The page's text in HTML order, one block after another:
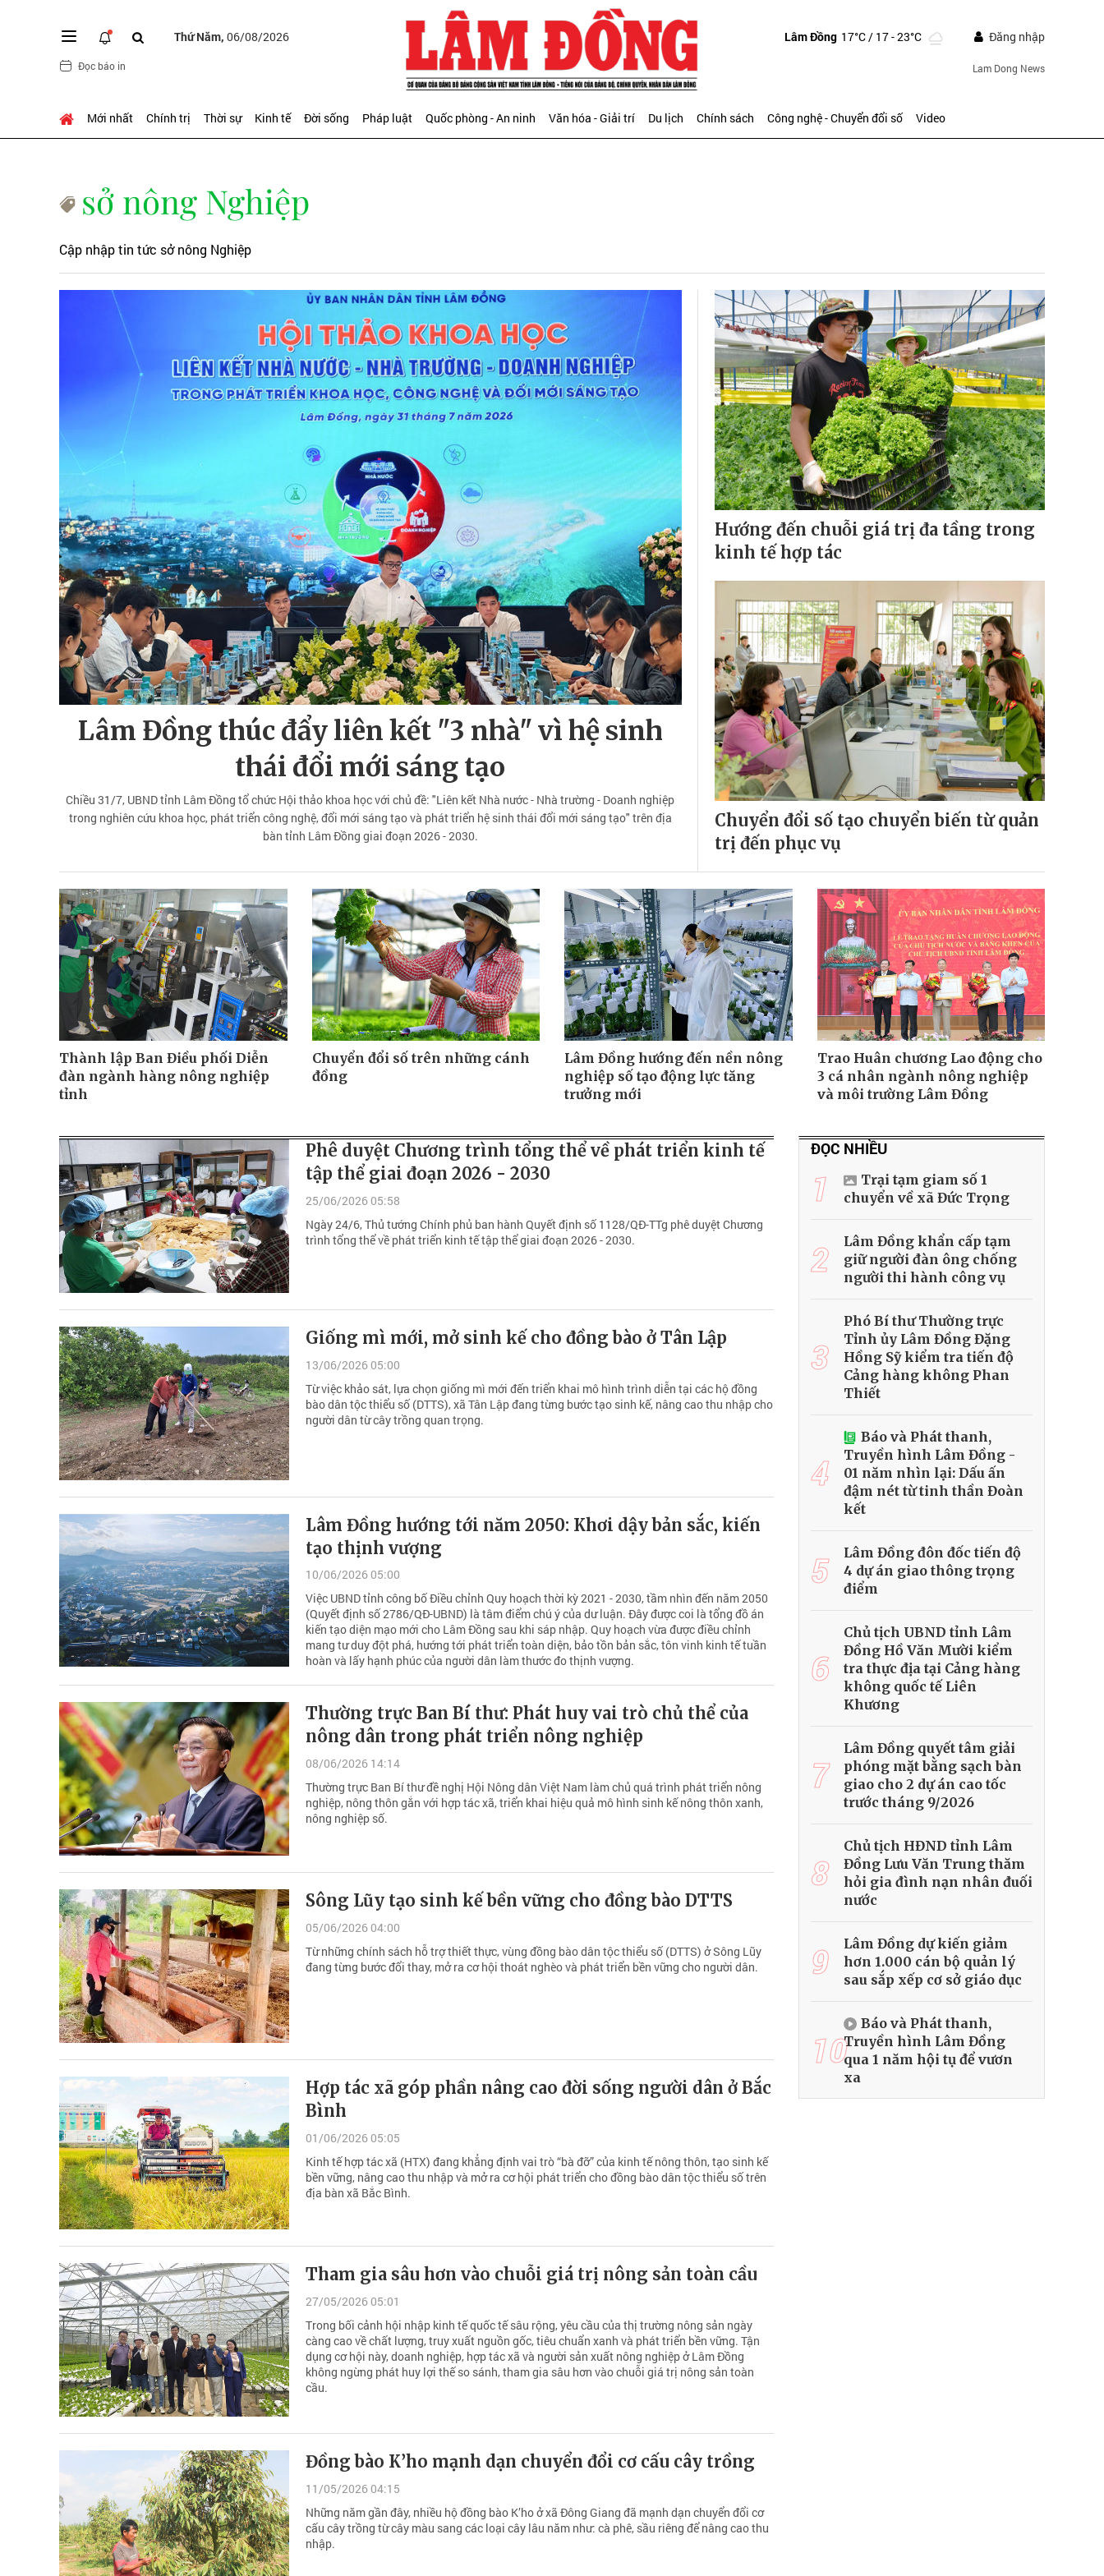
Thứ Năm, 06/08/2026
Đọc báo in
Lâm Đồng 17°C/ 17 - 23°C Đăng nhập
Lam Dong News
Mới nhất Chính trị Thời sự Kinh tế Đời sống Pháp luật Quốc phòng - An ninh Văn hóa - Giải trí Du lịch Chính sách Công nghệ - Chuyển đổi số Video
sở nông Nghiệp
Cập nhập tin tức sở nông Nghiệp
Lâm Đồng thúc đẩy liên kết "3 nhà" vì hệ sinh
thái đổi mới sáng tạo
Chiều 31/7, UBND tỉnh Lâm Đồng tổ chức Hội thảo khoa học với chủ đề: "Liên kết Nhà nước - Nhà trường - Doanh nghiệp
trong nghiên cứu khoa học, phát triển công nghệ, đổi mới sáng tạo và phát triển hệ sinh thái đổi mới sáng tạo" trên địa
bàn tỉnh Lâm Đồng giai đoạn 2026 - 2030.
Hướng đến chuỗi giá trị đa tầng trong
kinh tế hợp tác
Chuyển đổi số tạo chuyển biến từ quản
trị đến phục vụ
Thành lập Ban Điều phối Diễn
đàn ngành hàng nông nghiệp
tỉnh
Chuyển đổi số trên những cánh
đồng
Lâm Đồng hướng đến nền nông
nghiệp số tạo động lực tăng
trưởng mới
Trao Huân chương Lao động cho
3 cá nhân ngành nông nghiệp
và môi trường Lâm Đồng
Phê duyệt Chương trình tổng thể về phát triển kinh tế
tập thể giai đoạn 2026 - 2030
25/06/2026 05:58
Ngày 24/6, Thủ tướng Chính phủ ban hành Quyết định số 1128/QĐ-TTg phê duyệt Chương
trình tổng thể về phát triển kinh tế tập thể giai đoạn 2026 - 2030.
Giống mì mới, mở sinh kế cho đồng bào ở Tân Lập
13/06/2026 05:00
Từ việc khảo sát, lựa chọn giống mì mới đến triển khai mô hình trình diễn tại các hộ đồng
bào dân tộc thiểu số (DTTS), xã Tân Lập đang từng bước tạo sinh kế, nâng cao thu nhập cho
người dân từ cây trồng quan trọng.
Lâm Đồng hướng tới năm 2050: Khơi dậy bản sắc, kiến
tạo thịnh vượng
10/06/2026 05:00
Việc UBND tỉnh công bố Điều chỉnh Quy hoạch thời kỳ 2021 - 2030, tầm nhìn đến năm 2050
(Quyết định số 2786/QĐ-UBND) là tâm điểm chú ý của dư luận. Đây được coi là tổng đồ án
kiến tạo diện mạo mới cho Lâm Đồng sau khi sáp nhập. Quy hoạch vừa được điều chỉnh
mang tư duy đột phá, hướng tới phát triển toàn diện, bảo tồn bản sắc, tôn vinh kinh tế tuần
hoàn và lấy hạnh phúc của người dân làm thước đo thịnh vượng.
Thường trực Ban Bí thư: Phát huy vai trò chủ thể của
nông dân trong phát triển nông nghiệp
08/06/2026 14:14
Thường trực Ban Bí thư đề nghị Hội Nông dân Việt Nam làm chủ quá trình phát triển nông
nghiệp, nông thôn gắn với hợp tác xã, triển khai hiệu quả mô hình sinh kế nông thôn xanh,
nông nghiệp số.
Sông Lũy tạo sinh kế bền vững cho đồng bào DTTS
05/06/2026 04:00
Từ những chính sách hỗ trợ thiết thực, vùng đồng bào dân tộc thiểu số (DTTS) ở Sông Lũy
đang từng bước đổi thay, mở ra cơ hội thoát nghèo và phát triển bền vững cho người dân.
Hợp tác xã góp phần nâng cao đời sống người dân ở Bắc
Bình
01/06/2026 05:05
Kinh tế hợp tác xã (HTX) đang khẳng định vai trò “bà đỡ” của kinh tế nông thôn, tạo sinh kế
bền vững, nâng cao thu nhập và mở ra cơ hội phát triển cho đồng bào dân tộc thiểu số trên
địa bàn xã Bắc Bình.
Tham gia sâu hơn vào chuỗi giá trị nông sản toàn cầu
27/05/2026 05:01
Trong bối cảnh hội nhập kinh tế quốc tế sâu rộng, yêu cầu của thị trường nông sản ngày
càng cao về chất lượng, truy xuất nguồn gốc, tiêu chuẩn xanh và phát triển bền vững. Tận
dụng cơ hội này, doanh nghiệp, hợp tác xã và người sản xuất nông nghiệp ở Lâm Đồng
không ngừng phát huy lợi thế so sánh, tham gia sâu hơn vào chuỗi giá trị nông sản toàn
cầu.
Đồng bào K’ho mạnh dạn chuyển đổi cơ cấu cây trồng
11/05/2026 04:15
Những năm gần đây, nhiều hộ đồng bào K’ho ở xã Đông Giang đã mạnh dạn chuyển đổi cơ
cấu cây trồng từ cây màu sang các loại cây lâu năm như: cà phê, sầu riêng để nâng cao thu
nhập.
ĐỌC NHIỀU
1
Trại tạm giam số 1
chuyển về xã Đức Trọng
2
Lâm Đồng khẩn cấp tạm
giữ người đàn ông chống
người thi hành công vụ
3
Phó Bí thư Thường trực
Tỉnh ủy Lâm Đồng Đặng
Hồng Sỹ kiểm tra tiến độ
Cảng hàng không Phan
Thiết
4
Báo và Phát thanh,
Truyền hình Lâm Đồng -
01 năm nhìn lại: Dấu ấn
đậm nét từ tinh thần Đoàn
kết
5
Lâm Đồng đôn đốc tiến độ
4 dự án giao thông trọng
điểm
6
Chủ tịch UBND tỉnh Lâm
Đồng Hồ Văn Mười kiểm
tra thực địa tại Cảng hàng
không quốc tế Liên
Khương
7
Lâm Đồng quyết tâm giải
phóng mặt bằng sạch bàn
giao cho 2 dự án cao tốc
trước tháng 9/2026
8
Chủ tịch HĐND tỉnh Lâm
Đồng Lưu Văn Trung thăm
hỏi gia đình nạn nhân đuối
nước
9
Lâm Đồng dự kiến giảm
hơn 1.000 cán bộ quản lý
sau sắp xếp cơ sở giáo dục
10
Báo và Phát thanh,
Truyền hình Lâm Đồng
qua 1 năm hội tụ để vươn
xa